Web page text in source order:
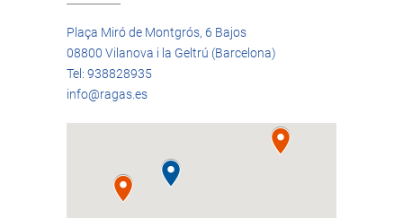
Plaça Miró de Montgrós, 6 Bajos
08800 Vilanova i la Geltrú (Barcelona)
Tel: 938828935
info@ragas.es